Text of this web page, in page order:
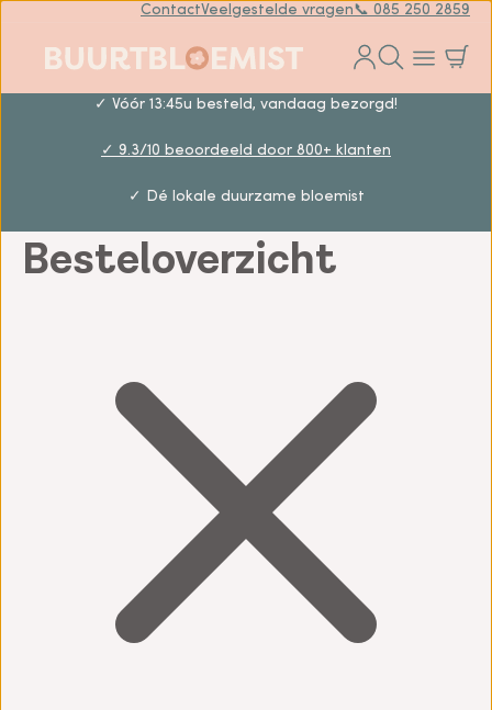
ContactVeelgestelde vragen📞 085 250 2859
✓ Vóór 13:45u besteld, vandaag bezorgd!
✓ 9.3/10 beoordeeld door 800+ klanten
✓ Dé lokale duurzame bloemist
Besteloverzicht